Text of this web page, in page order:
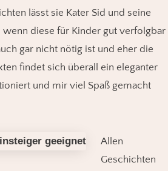
lässt sie Kater Sid und seine
wenn diese für Kinder gut verfolgbar
gar nicht nötig ist und eher die
findet sich überall ein eleganter
und mir viel Spaß gemacht
Allen
Geschichten